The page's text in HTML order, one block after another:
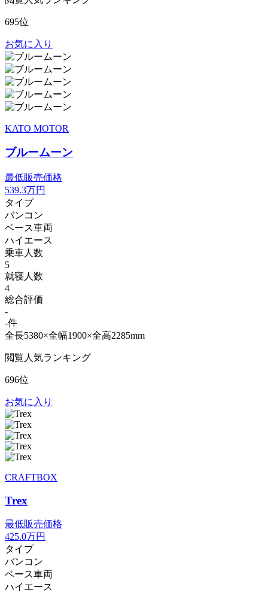
695位
お気に入り
KATO MOTOR
ブルームーン
最低販売価格
539.3万円
タイプ
バンコン
ベース車両
ハイエース
乗車人数
5
就寝人数
4
総合評価
-
-件
全長5380×全幅1900×全高2285mm
閲覧人気ランキング
696位
お気に入り
CRAFTBOX
Trex
最低販売価格
425.0万円
タイプ
バンコン
ベース車両
ハイエース